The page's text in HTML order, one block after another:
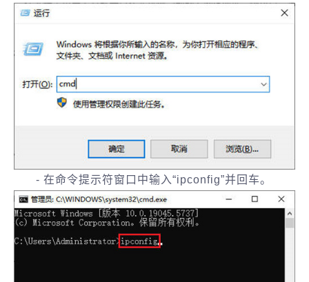
- 在命令提示符窗口中输入“ipconfig”并回车。